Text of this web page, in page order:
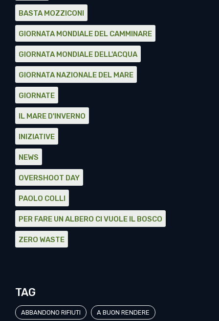
BASTA MOZZICONI
GIORNATA MONDIALE DEL CAMMINARE
GIORNATA MONDIALE DELL'ACQUA
GIORNATA NAZIONALE DEL MARE
GIORNATE
IL MARE D'INVERNO
INIZIATIVE
NEWS
OVERSHOOT DAY
PAOLO COLLI
PER FARE UN ALBERO CI VUOLE IL BOSCO
ZERO WASTE
TAG
ABBANDONO RIFIUTI A BUON RENDERE